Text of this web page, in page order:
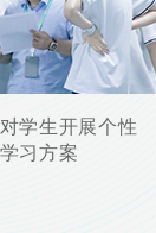
学生开展个性
习方案